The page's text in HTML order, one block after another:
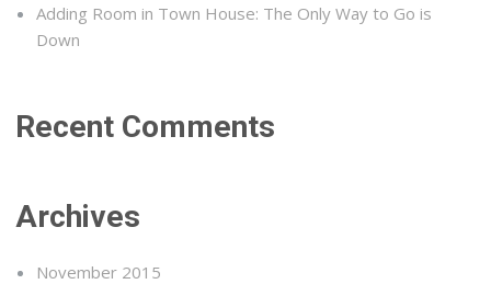
Adding Room in Town House: The Only Way to Go is
Down
Recent Comments
Archives
November 2015